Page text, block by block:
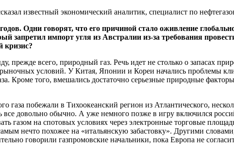
известный экономический аналитик, специалист по
Одни говорят, что его причиной стало оживление
импорт угля из Австралии из-за требования
кризис?
всего, природный газ. Речь идет не столько о запасах
условий. У Китая, Японии и Кореи начались проблемы
Кроме того, вмешались достаточно серьезные природные
побежали в Тихоокеанский регион из Атлантического,
довольно обычно. А уже немного позже в игру включился
газом на спотовых условиях через электронные торговые
нечто похожее на «итальянскую забастовку». Другими
говорили газпромовские начальники, пока Европа не